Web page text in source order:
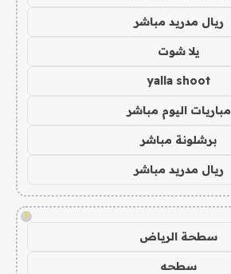
ريال مدريد مباشر
يلا شوت
yalla shoot
مباريات اليوم مباشر
برشلونة مباشر
ريال مدريد مباشر
!
سطحة الرياض
سطحه